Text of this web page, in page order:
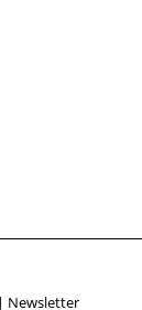
| Newsletter